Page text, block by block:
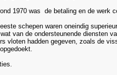
1970 was de betaling en de werk
schepen waren oneindig
van de ondersteunende diensten
vloten hadden gegeven, zoals de